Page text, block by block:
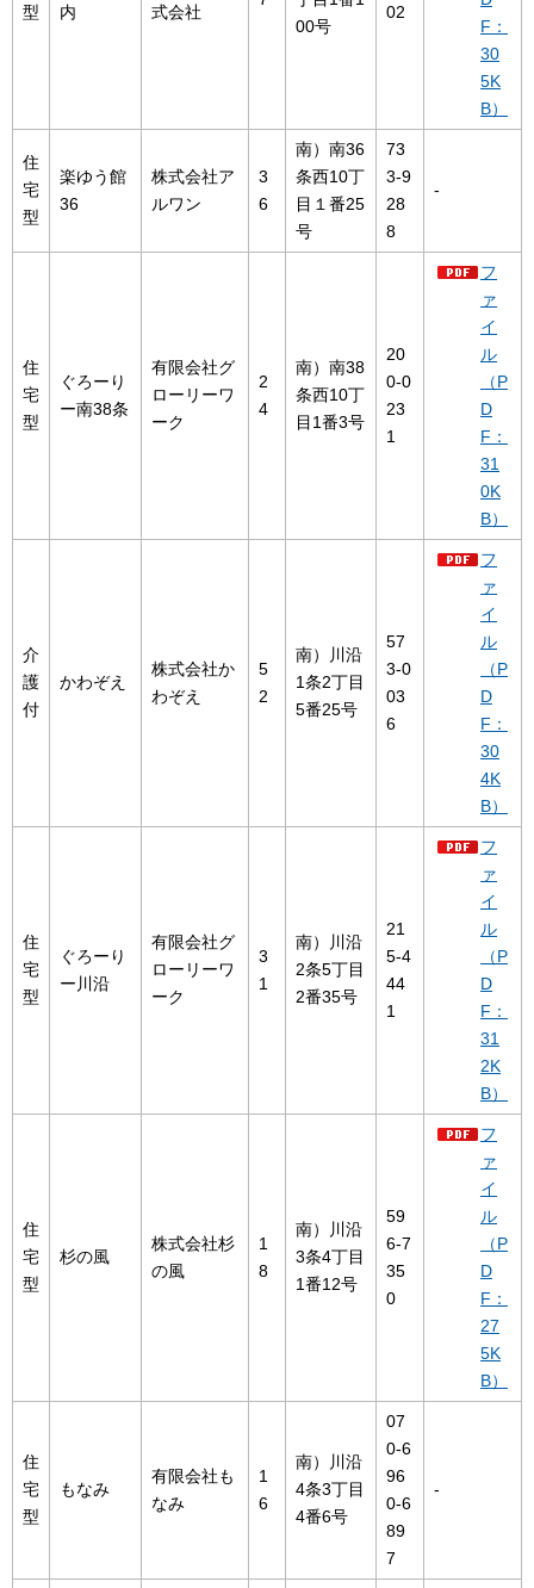
型 内 式会社
00号
02
F：
30
5K
B）
住
宅
型
楽ゆう館
36
株式会社ア
ルワン
3
6
南）南36
条西10丁
目１番25
号
73
3-9
28
8
-
住
宅
型
ぐろーり
ー南38条
有限会社グ
ローリーワ
ーク
2
4
南）南38
条西10丁
目1番3号
20
0-0
23
1
フ
ァ
イ
ル
（P
D
F：
31
0K
B）
介
護
付
かわぞえ
株式会社か
わぞえ
5
2
南）川沿
1条2丁目
5番25号
57
3-0
03
6
フ
ァ
イ
ル
（P
D
F：
30
4K
B）
住
宅
型
ぐろーり
ー川沿
有限会社グ
ローリーワ
ーク
3
1
南）川沿
2条5丁目
2番35号
21
5-4
44
1
フ
ァ
イ
ル
（P
D
F：
31
2K
B）
住
宅
型
杉の風
株式会社杉
の風
1
8
南）川沿
3条4丁目
1番12号
59
6-7
35
0
フ
ァ
イ
ル
（P
D
F：
27
5K
B）
住
宅
型
もなみ
有限会社も
なみ
1
6
南）川沿
4条3丁目
4番6号
07
0-6
96
0-6
89
7
-